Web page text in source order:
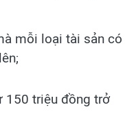
mỗi loại tài sản có
150 triệu đồng trở